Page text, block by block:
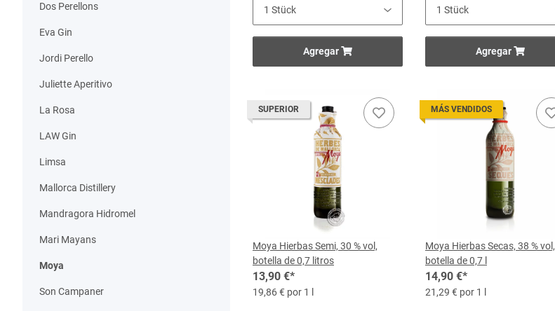
Agregar Agregar
SUPERIOR
Moya Hierbas Semi, 30 % vol,
botella de 0,7 litros
13,90 €*
19,86 € por 1 l
MÁS VENDIDOS
Moya Hierbas Secas, 38 % vol,
botella de 0,7 l
14,90 €*
21,29 € por 1 l
Dos Perellons
Eva Gin
Jordi Perello
Juliette Aperitivo
La Rosa
LAW Gin
Limsa
Mallorca Distillery
Mandragora Hidromel
Mari Mayans
Moya
Son Campaner